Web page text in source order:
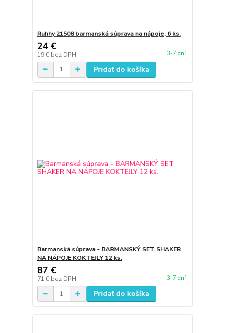
Ruhhy 21508 barmanská súprava na nápoje, 6 ks.
24 €
19 € bez DPH 3-7 dní
Pridať do košíka
Barmanská súprava - BARMANSKÝ SET SHAKER
NA NÁPOJE KOKTEJLY 12 ks.
87 €
71 € bez DPH 3-7 dní
Pridať do košíka